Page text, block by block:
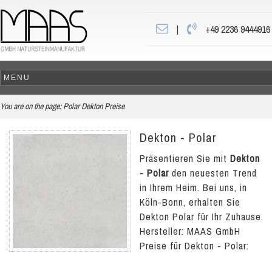
| +49 2236 9444916
You are on the page: Polar Dekton Preise
Dekton - Polar
Präsentieren Sie mit Dekton
- Polar den neuesten Trend
in Ihrem Heim. Bei uns, in
Köln-Bonn, erhalten Sie
Dekton Polar für Ihr Zuhause.
Hersteller: MAAS GmbH
Preise für Dekton - Polar: